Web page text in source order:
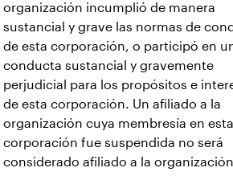
organización incumplió de manera
sustancial y grave las normas de
de esta corporación, o participó en
conducta sustancial y gravemente
perjudicial para los propósitos e
de esta corporación. Un afiliado a la
organización cuya membresía en esta
corporación fue suspendida no será
considerado afiliado a la